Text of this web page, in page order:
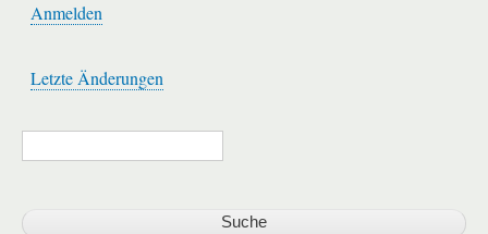
Benutzermenü
Anmelden
Werkzeuge
Letzte Änderungen
Suche